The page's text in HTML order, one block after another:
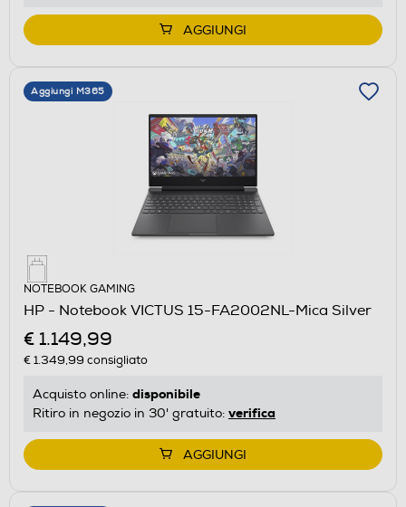
AGGIUNGI
Aggiungi M365
NOTEBOOK GAMING
HP - Notebook VICTUS 15-FA2002NL-Mica Silver
€ 1.149,99
€ 1.349,99 consigliato
Acquisto online: disponibile
Ritiro in negozio in 30' gratuito: verifica
AGGIUNGI